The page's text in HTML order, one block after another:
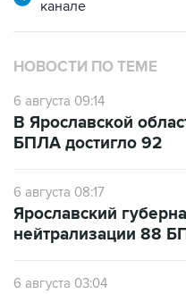
канале
НОВОСТИ ПО ТЕМЕ
6 августа 09:14
В Ярославской
БПЛА достигло 92
6 августа 08:17
Ярославский
нейтрализации 88
6 августа 03:04